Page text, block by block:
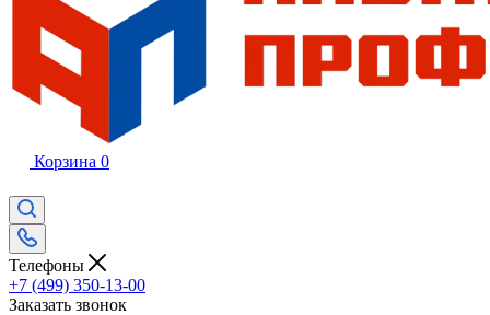
Корзина 0
Телефоны
+7 (499) 350-13-00
Заказать звонок